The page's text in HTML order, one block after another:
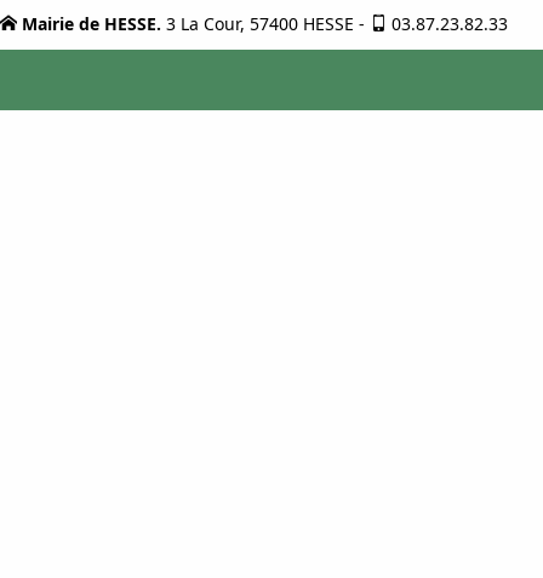
Mairie de HESSE. 3 La Cour, 57400 HESSE - 03.87.23.82.33